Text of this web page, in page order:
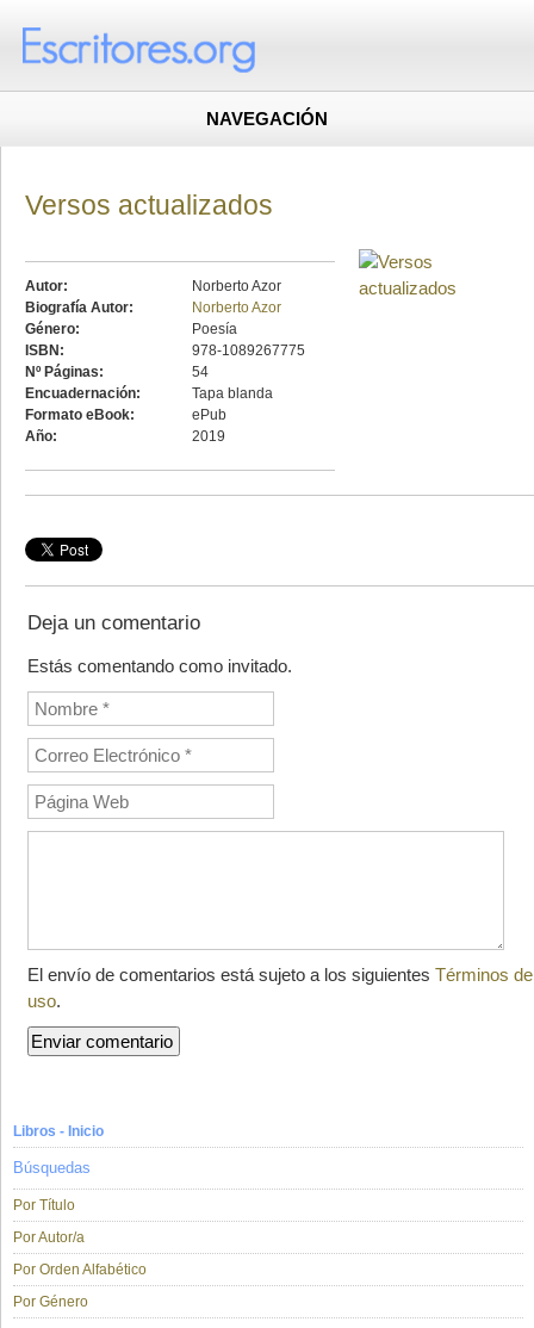
NAVEGACIÓN
Versos actualizados
Autor:
Norberto Azor
Biografía Autor:
Norberto Azor
Género:
Poesía
ISBN:
978-1089267775
Nº Páginas:
54
Encuadernación:
Tapa blanda
Formato eBook:
ePub
Año:
2019
Deja un comentario
Estás comentando como invitado.
El envío de comentarios está sujeto a los siguientes Términos de
uso.
Libros - Inicio
Búsquedas
Por Título
Por Autor/a
Por Orden Alfabético
Por Género